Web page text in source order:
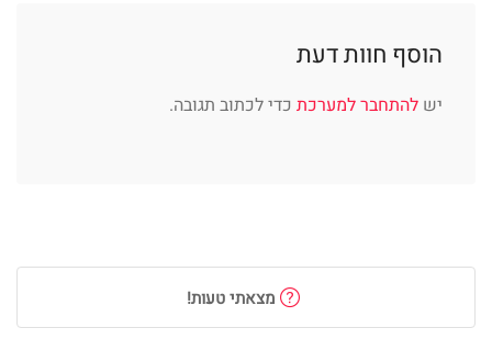
הוסף חוות דעת
יש להתחבר למערכת כדי לכתוב תגובה.
מצאתי טעות!